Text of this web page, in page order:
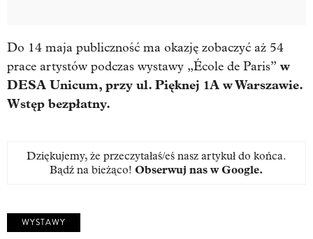
Do 14 maja publiczność ma okazję zobaczyć aż 54
prace artystów podczas wystawy „École de Paris” w
DESA Unicum, przy ul. Pięknej 1A w Warszawie.
Wstęp bezpłatny.
Dziękujemy, że przeczytałaś/eś nasz artykuł do końca.
Bądź na bieżąco! Obserwuj nas w Google.
WYSTAWY